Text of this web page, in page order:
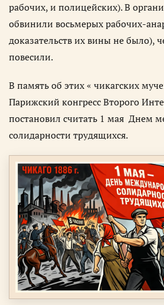
рабочих, и полицейских). В
обвинили восьмерых рабочих-
доказательств их вины не было),
повесили.
В память об этих « чикагских
Парижский конгресс Второго
постановил считать 1 мая Днем
солидарности трудящихся.